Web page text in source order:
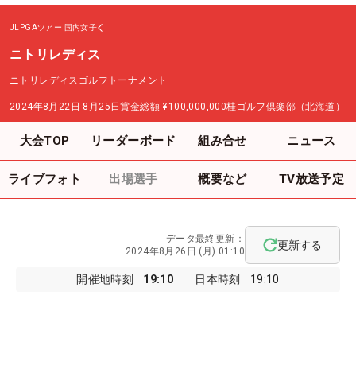
JLPGAツアー 国内女子
ニトリレディス
ニトリレディスゴルフトーナメント
2024年8月22日-8月25日賞金総額 ¥100,000,000桂ゴルフ倶楽部（北海道）
大会TOP リーダーボード 組み合せ ニュース
ライブフォト 出場選手 概要など TV放送予定
開催地時刻 19:10 日本時刻 19:10
データ最終更新：
2024年8月26日 (月) 01:10
更新する